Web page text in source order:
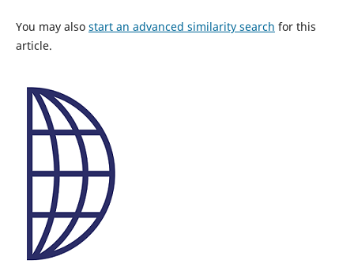
You may also start an advanced similarity search for this
article.